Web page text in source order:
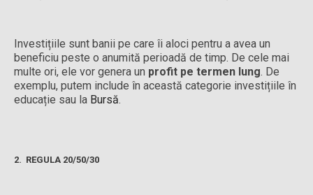
Investițiile sunt banii pe care îi aloci pentru a avea un
beneficiu peste o anumită perioadă de timp. De cele mai
multe ori, ele vor genera un profit pe termen lung. De
exemplu, putem include în această categorie investițiile în
educație sau la Bursă.
2. REGULA 20/50/30